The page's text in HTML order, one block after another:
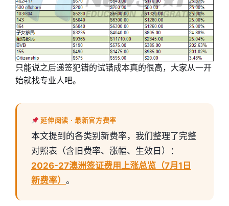
只能说之后递签犯错的试错成本真的很高，大家从一开
始就找专业人吧。
延伸阅读 · 最新官方费率
本文提到的各类别新费率，我们整理了完整
对照表（含旧费率、涨幅、生效日）：
2026-27澳洲签证费用上涨总览（7月1日
新费率） 。